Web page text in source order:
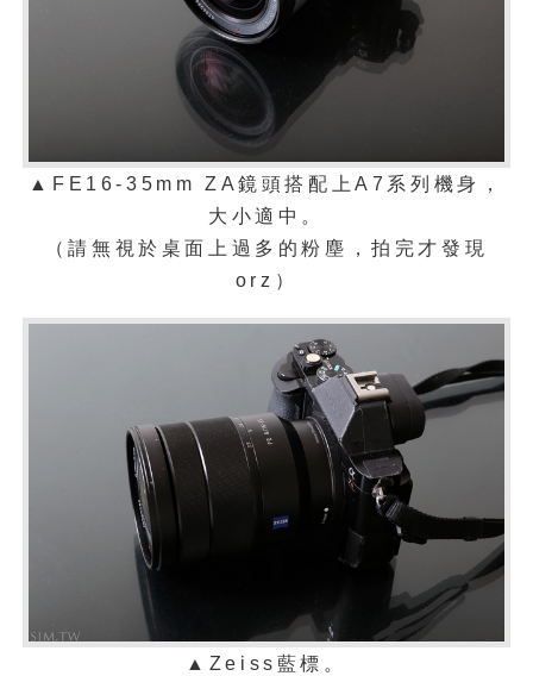
▲ FE16-35mm ZA鏡頭搭配上A7系列機身，
大小適中。
（請無視於桌面上過多的粉塵，拍完才發現
orz）
▲ Zeiss藍標。